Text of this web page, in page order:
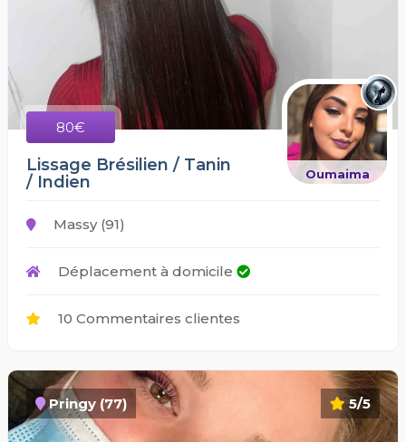
80€
Oumaima
Lissage Brésilien / Tanin
/ Indien
Massy (91)
Déplacement à domicile
10 Commentaires clientes
5/5
Pringy (77)